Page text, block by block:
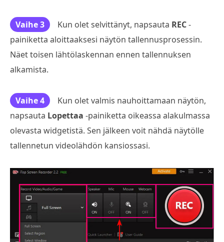
Vaihe 3 Kun olet selvittänyt, napsauta REC-
painiketta aloittaaksesi näytön tallennusprosessin.
Näet toisen lähtölaskennan ennen tallennuksen
alkamista.
Vaihe 4
Kun olet valmis nauhoittamaan näytön,
napsauta Lopettaa -painiketta oikeassa alakulmassa
olevasta widgetistä. Sen jälkeen voit nähdä näytölle
tallennetun videolähdön kansiossasi.